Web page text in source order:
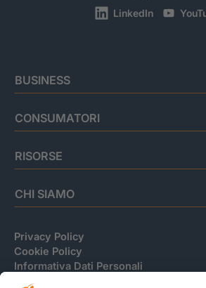
LinkedIn
BUSINESS
CONSUMATORI
RISORSE
CHI SIAMO
Privacy Policy
Cookie Policy
Informativa Dati Personali
CRIF Business Ethics